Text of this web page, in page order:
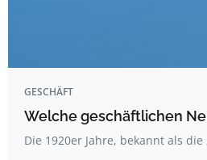
GESCHÄFT
Welche geschäftlichen
Die 1920er Jahre, bekannt als